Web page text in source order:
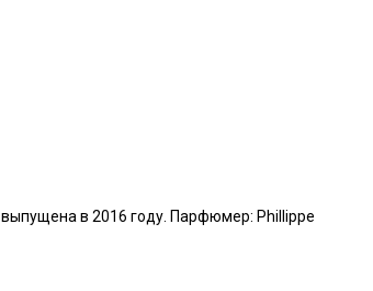
выпущена в 2016 году. Парфюмер: Phillippe